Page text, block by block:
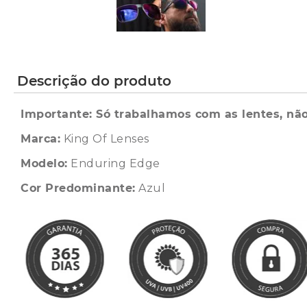
Descrição do produto
Importante: Só trabalhamos com as lentes,
Marca: King Of Lenses
Modelo: Enduring Edge
Cor Predominante: Azul